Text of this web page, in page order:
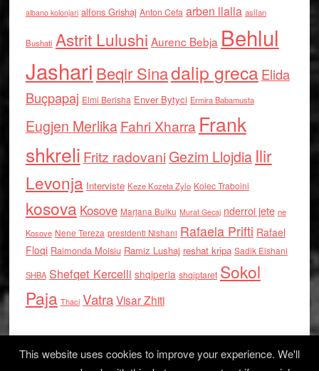
albano kolonjari alfons Grishaj Anton Cefa arben llalla asllan
Bushati Astrit Lulushi Aurenc Bebja Behlul
Jashari Beqir Sinadalip grecaElida
Buçpapaj Elmi Berisha Enver Bytyci Ermira Babamusta
Eugjen MerlikaFahri Xharra Frank
shkreli Fritz radovaniGezim Llojdia Ilir
Levonja Interviste Keze Kozeta Zylo Kolec Traboini
kosova Kosove Marjana Bulku Murat Gecaj nderroi jete ne
Kosove Nene Tereza presidenti Nishani Rafaela Prifti Rafael
Floqi Raimonda Moisiu Ramiz Lushaj reshat kripa Sadik Elshani
SHBA Shefqet Kercelli shqiperia shqiptaret Sokol
Paja Thaci VatraVisar Zhiti
This website uses cookies to improve your experience. We'll